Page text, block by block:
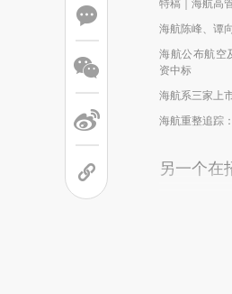
特稿｜海航高
海航陈峰、谭
海航公布航空
资中标
海航系三家上
海航重整追踪
另一个在